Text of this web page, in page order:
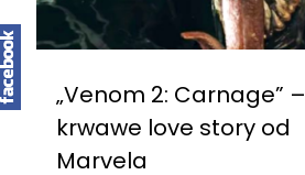
„Venom 2: Carnage” –
krwawe love story od
Marvela